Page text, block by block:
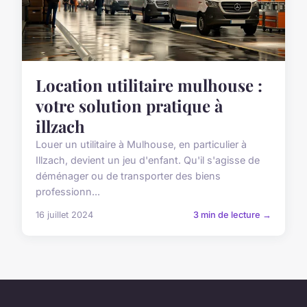
Location utilitaire mulhouse :
votre solution pratique à
illzach
Louer un utilitaire à Mulhouse, en particulier à
Illzach, devient un jeu d'enfant. Qu'il s'agisse de
déménager ou de transporter des biens
professionn...
16 juillet 2024 3 min de lecture →